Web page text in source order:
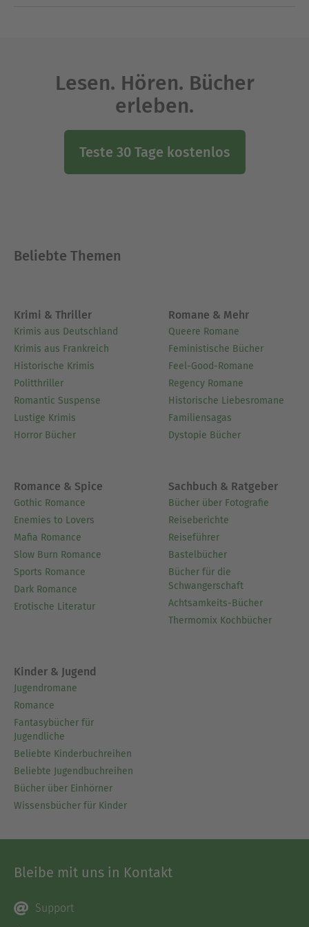
Lesen. Hören. Bücher
erleben.
Teste 30 Tage kostenlos
Beliebte Themen
Krimi & Thriller
Krimis aus Deutschland
Krimis aus Frankreich
Historische Krimis
Politthriller
Romantic Suspense
Lustige Krimis
Horror Bücher
Romane & Mehr
Queere Romane
Feministische Bücher
Feel-Good-Romane
Regency Romane
Historische Liebesromane
Familiensagas
Dystopie Bücher
Romance & Spice
Gothic Romance
Enemies to Lovers
Mafia Romance
Slow Burn Romance
Sports Romance
Dark Romance
Erotische Literatur
Sachbuch & Ratgeber
Bücher über Fotografie
Reiseberichte
Reiseführer
Bastelbücher
Bücher für die
Schwangerschaft
Achtsamkeits-Bücher
Thermomix Kochbücher
Kinder & Jugend
Jugendromane
Romance
Fantasybücher für
Jugendliche
Beliebte Kinderbuchreihen
Beliebte Jugendbuchreihen
Bücher über Einhörner
Wissensbücher für Kinder
Bleibe mit uns in Kontakt
Support